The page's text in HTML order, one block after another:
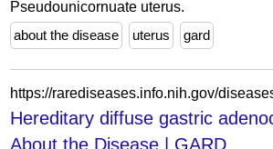
Pseudounicornuate uterus.
about the disease
uterus gard
Hereditary diffuse gastric
About the Disease | GARD